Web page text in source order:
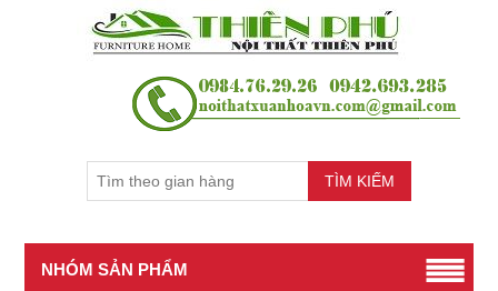
NHÓM SẢN PHẨM